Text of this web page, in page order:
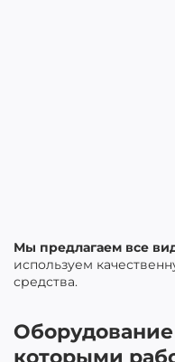
Мы предлагаем все
используем
средства.
которыми